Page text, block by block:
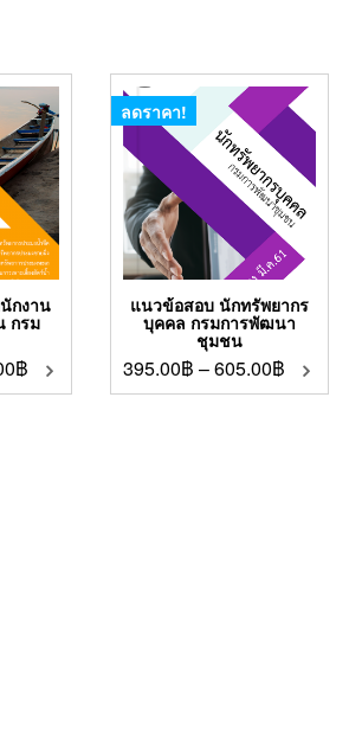
กงาน
กรม
฿
ลดราคา!
แนวข้อสอบ นักทรัพยากร
บุคคล กรมการพัฒนา
ชุมชน
395.00฿ –605.00฿